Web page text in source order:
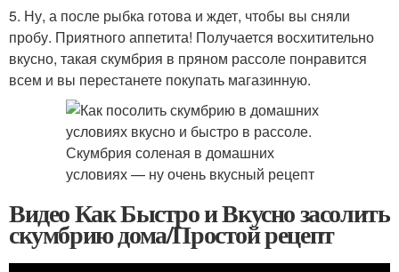
5. Ну, а после рыбка готова и ждет, чтобы вы сняли
пробу. Приятного аппетита! Получается восхитительно
вкусно, такая скумбрия в пряном рассоле понравится
всем и вы перестанете покупать магазинную.
Видео Как Быстро и Вкусно засолить
скумбрию дома/Простой рецепт